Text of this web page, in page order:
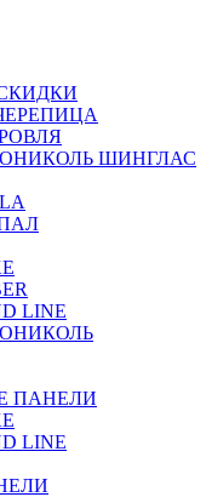
ШИНГЛАС
LINE
ПАНЕЛИ
LINE